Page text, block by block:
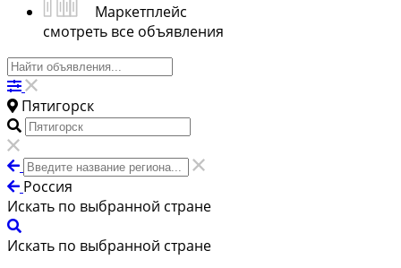
Маркетплейс
смотреть все объявления
Пятигорск
Россия
Искать по выбранной стране
Искать по выбранной стране